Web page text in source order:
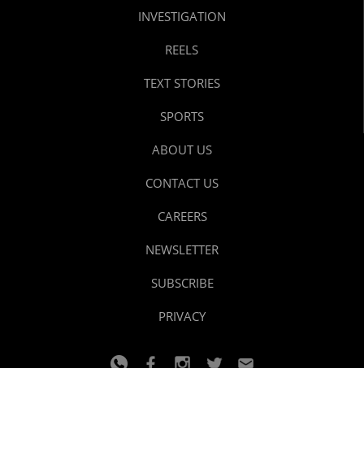
INVESTIGATION
REELS
TEXT STORIES
SPORTS
ABOUT US
CONTACT US
CAREERS
NEWSLETTER
SUBSCRIBE
PRIVACY